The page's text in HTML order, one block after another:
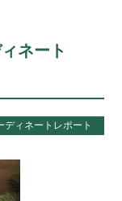
ネート
ディネートレポート